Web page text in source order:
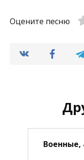
Оцените песню
Военные,